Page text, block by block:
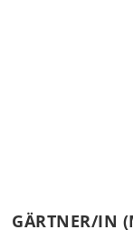
GÄRTNER/IN